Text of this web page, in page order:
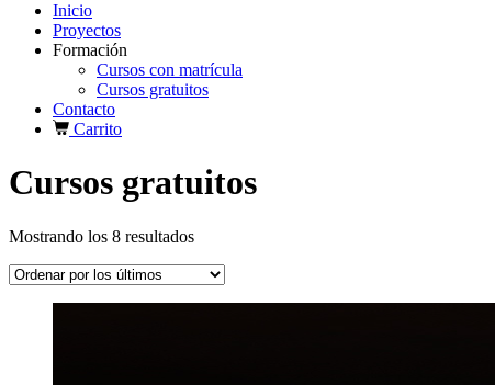
Inicio
Proyectos
Formación
Cursos con matrícula
Cursos gratuitos
Contacto
Carrito
Cursos gratuitos
Mostrando los 8 resultadosOrdenado
los